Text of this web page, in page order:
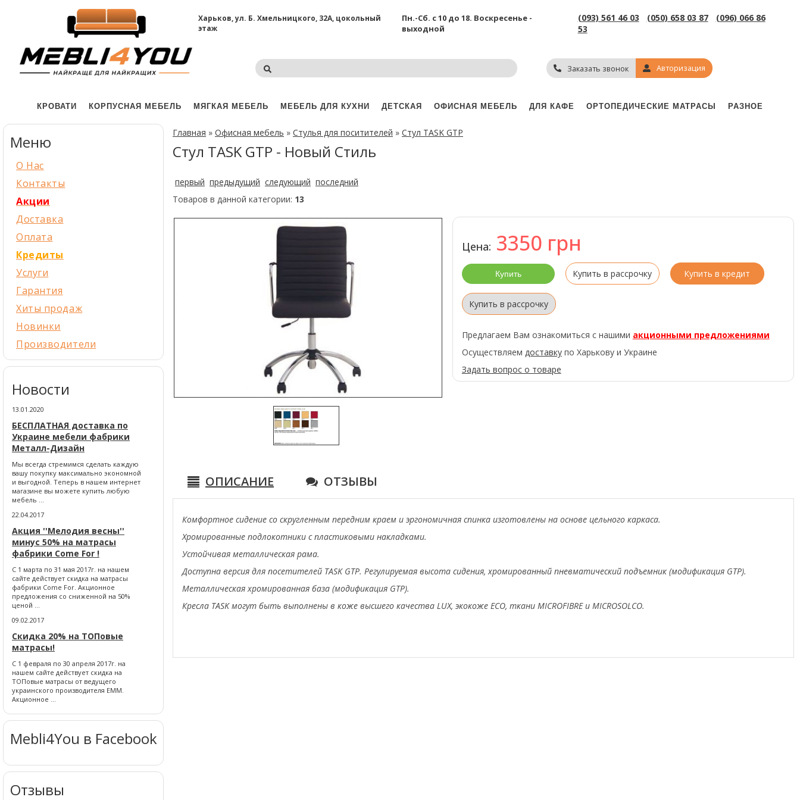
Харьков, ул. Б. Хмельницкого, 32А, цокольный
этаж
Пн.-Сб. с 10 до 18. Воскресенье -
выходной
(093) 561 46 03 (050) 658 03 87
(096) 066 86
53
Заказать звонок Авторизация
КРОВАТИ КОРПУСНАЯ МЕБЕЛЬ МЯГКАЯ МЕБЕЛЬ МЕБЕЛЬ ДЛЯ КУХНИ ДЕТСКАЯ ОФИСНАЯ МЕБЕЛЬ ДЛЯ КАФЕ ОРТОПЕДИЧЕСКИЕ МАТРАСЫ РАЗНОЕ
Главная » Офисная мебель » Стулья для поситителей » Стул TASK GTP
Стул TASK GTP - Новый Стиль
первый предыдущий следующий последний
Товаров в данной категории: 13
Цена: 3350 грн
Купить в рассрочку Купить в кредит
Купить в рассрочку
Предлагаем Вам ознакомиться с нашими акционными предложениями
Осуществляем доставкупо Харькову и Украине
Задать вопрос о товаре
ОПИСАНИЕ ОТЗЫВЫ
Комфортное сидение со скругленным передним краем и эргономичная спинка изготовлены на основе цельного каркаса.
Хромированные подлокотники с пластиковыми накладками.
Устойчивая металлическая рама.
Доступна версия для посетителей TASK GTP. Регулируемая высота сидения, хромированный пневматический подъемник (модификация GTP).
Металлическая хромированная база (модификация GTP).
Кресла TASK могут быть выполнены в коже высшего качества LUX, экокоже ЕСО, ткани MICROFIBRE и MICROSOLCO.
Меню
О Нас
Контакты
Акции
Доставка
Оплата
Кредиты
Услуги
Гарантия
Хиты продаж
Новинки
Производители
Новости
13.01.2020
БЕСПЛАТНАЯ доставка по
Украине мебели фабрики
Металл-Дизайн
Мы всегда стремимся сделать каждую
вашу покупку максимально экономной
и выгодной. Теперь в нашем интернет
магазине вы можете купить любую
мебель ...
22.04.2017
Акция ''Мелодия весны''
минус 50% на матрасы
фабрики Come For !
С 1 марта по 31 мая 2017г. на нашем
сайте действует скидка на матрасы
фабрики Come For. Акционное
предложения со сниженной на 50%
ценой ...
09.02.2017
Скидка 20% на ТОПовые
матрасы!
С 1 февраля по 30 апреля 2017г. на
нашем сайте действует скидка на
ТОПовые матрасы от ведущего
украинского производителя ЕММ.
Акционное ...
Mebli4You в Facebook
Отзывы